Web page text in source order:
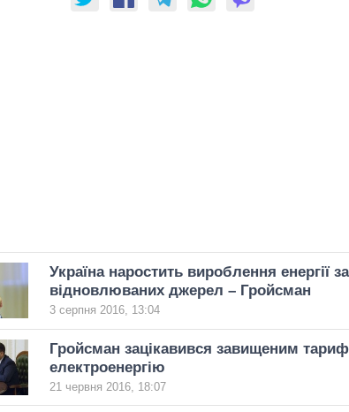
Україна наростить вироблення енергії
відновлюваних джерел – Гройсман
3 серпня 2016, 13:04
Гройсман зацікавився завищеним
електроенергію
21 червня 2016, 18:07